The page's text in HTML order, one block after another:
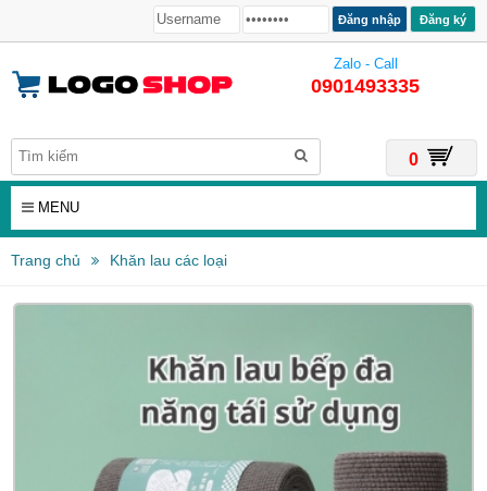
Đăng ký
Zalo - Call
0901493335
0
MENU
Trang chủ Khăn lau các loại